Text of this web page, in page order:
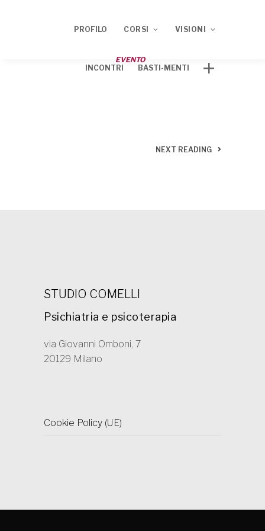
PROFILO CORSI VISIONI
INCONTRI
EVENTO
BASTI-MENTI
NEXT READING
STUDIO COMELLI
Psichiatria e psicoterapia
via Giovanni Omboni, 7
20129 Milano
Cookie Policy (UE)